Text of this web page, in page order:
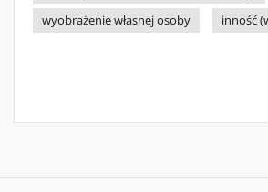
wyobrażenie własnej osoby
inność